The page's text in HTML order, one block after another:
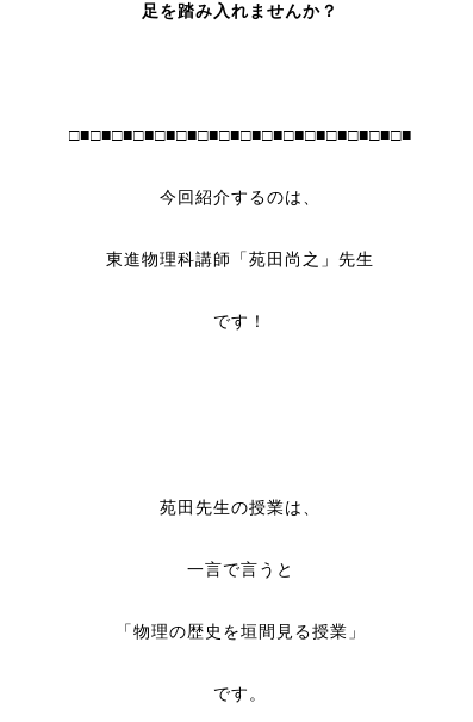
足を踏み入れませんか？
□■□■□■□■□■□■□■□■□■□■□■□■□■□■□■□■
今回紹介するのは、
東進物理科講師「苑田尚之」先生
です！
苑田先生の授業は、
一言で言うと
「物理の歴史を垣間見る授業」
です。